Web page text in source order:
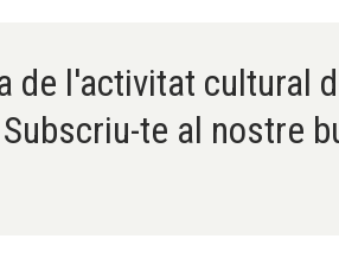
de l'activitat cultural
Subscriu-te al nostre